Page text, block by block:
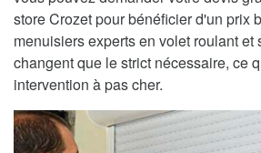
store Crozet pour bénéficier d'un prix
menuisiers experts en volet roulant et
changent que le strict nécessaire, ce
intervention à pas cher.